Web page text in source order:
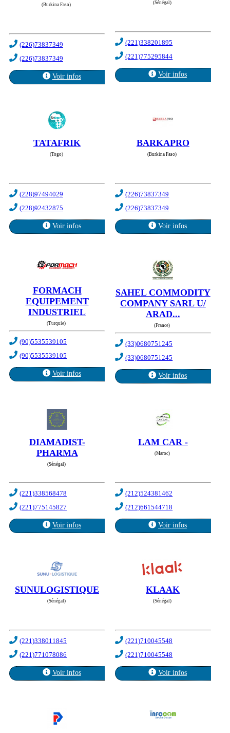
(Burkina Faso)
(226)73837349
(226)73837349
Voir infos
(Sénégal)
(221)338201895
(221)775295844
Voir infos
TATAFRIK
(Togo)
(228)97494029
(228)92432875
Voir infos
BARKAPRO
(Burkina Faso)
(226)73837349
(226)73837349
Voir infos
FORMACH
EQUIPEMENT
INDUSTRIEL
(Turquie)
(90)5535539105
(90)5535539105
Voir infos
SAHEL COMMODITY
COMPANY SARL U/
ARAD...
(France)
(33)0680751245
(33)0680751245
Voir infos
DIAMADIST-
PHARMA
(Sénégal)
(221)338568478
(221)775145827
Voir infos
LAM CAR -
(Maroc)
(212)524381462
(212)661544718
Voir infos
SUNULOGISTIQUE
(Sénégal)
(221)338011845
(221)771078086
Voir infos
KLAAK
(Sénégal)
(221)710045548
(221)710045548
Voir infos